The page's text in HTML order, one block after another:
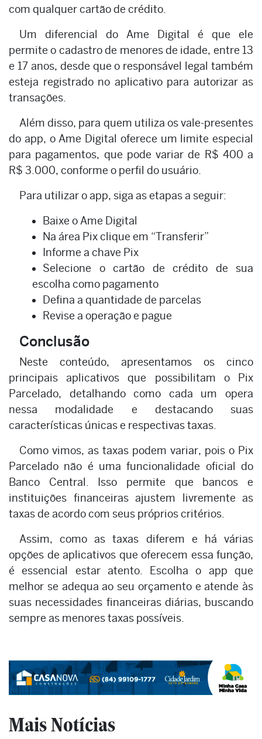
com qualquer cartão de crédito.
Um diferencial do Ame Digital é que ele
permite o cadastro de menores de idade, entre 13
e 17 anos, desde que o responsável legal também
esteja registrado no aplicativo para autorizar as
transações.
Além disso, para quem utiliza os vale-presentes
do app, o Ame Digital oferece um limite especial
para pagamentos, que pode variar de R$ 400 a
R$ 3.000, conforme o perfil do usuário.
Para utilizar o app, siga as etapas a seguir:
Baixe o Ame Digital
Na área Pix clique em “Transferir”
Informe a chave Pix
Selecione o cartão de crédito de sua
escolha como pagamento
Defina a quantidade de parcelas
Revise a operação e pague
Conclusão
Neste conteúdo, apresentamos os cinco
principais aplicativos que possibilitam o Pix
Parcelado, detalhando como cada um opera
nessa modalidade e destacando suas
características únicas e respectivas taxas.
Como vimos, as taxas podem variar, pois o Pix
Parcelado não é uma funcionalidade oficial do
Banco Central. Isso permite que bancos e
instituições financeiras ajustem livremente as
taxas de acordo com seus próprios critérios.
Assim, como as taxas diferem e há várias
opções de aplicativos que oferecem essa função,
é essencial estar atento. Escolha o app que
melhor se adequa ao seu orçamento e atende às
suas necessidades financeiras diárias, buscando
sempre as menores taxas possíveis.
Mais Notícias